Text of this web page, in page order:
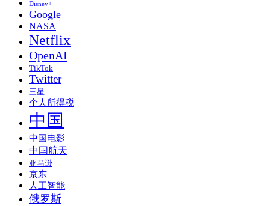
Disney+
Google
NASA
Netflix
OpenAI
TikTok
Twitter
三星
个人所得税
中国
中国电影
中国航天
亚马逊
京东
人工智能
俄罗斯